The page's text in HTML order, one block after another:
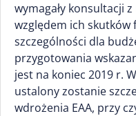
wymagały konsultacji
względem ich skutków
szczególności dla
przygotowania
jest na koniec 2019 r.
ustalony zostanie
wdrożenia EAA, przy